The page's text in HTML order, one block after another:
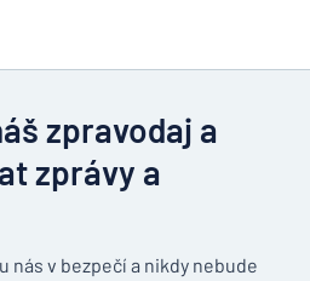
zpravodaj a
zprávy a
nás v bezpečí a nikdy nebude